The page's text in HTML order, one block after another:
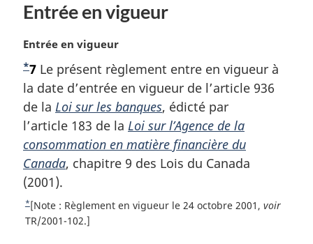
Entrée en vigueur
N
o
t
e
m
a
g
i
n
a
e
Entrée en vigueur
N
o
t
e
d
e
b
a
s
*7 Le présent règlement entre en vigueur à
la date d’entrée en vigueur de l’article 936
de la Loi sur les banques, édicté par
l’article 183 de la Loi sur l’Agence de la
consommation en matière financière du
Canada, chapitre 9 des Lois du Canada
(2001).
R
e
*[Note : Règlement en vigueur le 24 octobre 2001, voir
TR/2001-102.]